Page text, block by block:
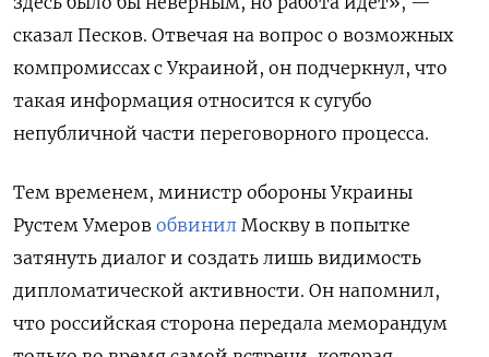
сказал Песков. Отвечая на вопрос о возможных
компромиссах с Украиной, он подчеркнул, что
такая информация относится к сугубо
непубличной части переговорного процесса.
Тем временем, министр обороны Украины
Рустем Умеров обвинил Москву в попытке
затянуть диалог и создать лишь видимость
дипломатической активности. Он напомнил,
что российская сторона передала меморандум